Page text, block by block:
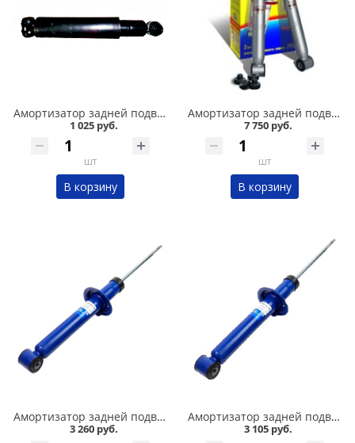
Амортизатор задней подвески 2101-07 Никон в Омске
1 025 руб.
шт
В корзину
Амортизатор задней подвески 2108-09 /стандарт/ комплект, SS 20 в Омске
7 750 руб.
шт
В корзину
Амортизатор задней подвески 2108-09 /комфорт/ газомасляный DEMFI в Омске
3 260 руб.
Амортизатор задней подвески 2108-09 /комфорт/ DEMFI в Омске
3 105 руб.